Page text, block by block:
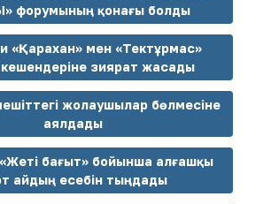
форумының қонағы болды
«Қарахан» мен «Тектұрмас»
зиярат жасады
жолаушылар бөлмесіне
аялдады
бағыт» бойынша алғашқы
айдың есебін тыңдады